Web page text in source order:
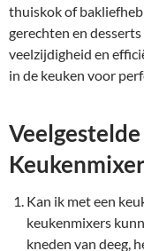
thuiskok of
gerechten en
veelzijdigheid en
in de keuken voor
Kan ik met een
keukenmixers
kneden van deeg,